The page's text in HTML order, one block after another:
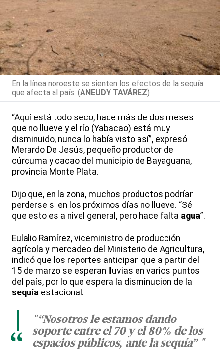
En la línea noroeste se sienten los efectos de la sequía
que afecta al país. (ANEUDY TAVÁREZ)
“Aquí está todo seco, hace más de dos meses
que no llueve y el río (Yabacao) está muy
disminuido, nunca lo había visto así”, expresó
Merardo De Jesús, pequeño productor de
cúrcuma y cacao del municipio de Bayaguana,
provincia Monte Plata.
Dijo que, en la zona, muchos productos podrían
perderse si en los próximos días no llueve. “Sé
que esto es a nivel general, pero hace falta agua”.
Eulalio Ramírez, viceministro de producción
agrícola y mercadeo del Ministerio de Agricultura,
indicó que los reportes anticipan que a partir del
15 de marzo se esperan lluvias en varios puntos
del país, por lo que espera la disminución de la
sequía estacional.
"“Nosotros le estamos dando
soporte entre el 70 y el 80% de los
espacios públicos, ante la sequía” "